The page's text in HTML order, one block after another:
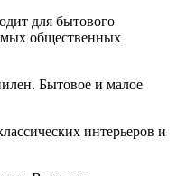
для бытового
общественных
Бытовое и малое
интерьеров и